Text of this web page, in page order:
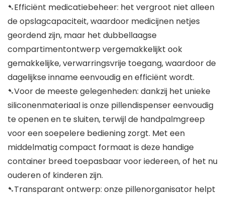
➷Efficiënt medicatiebeheer: het vergroot niet alleen
de opslagcapaciteit, waardoor medicijnen netjes
geordend zijn, maar het dubbellaagse
compartimentontwerp vergemakkelijkt ook
gemakkelijke, verwarringsvrije toegang, waardoor de
dagelijkse inname eenvoudig en efficiënt wordt.
➷Voor de meeste gelegenheden: dankzij het unieke
siliconenmateriaal is onze pillendispenser eenvoudig
te openen en te sluiten, terwijl de handpalmgreep
voor een soepelere bediening zorgt. Met een
middelmatig compact formaat is deze handige
container breed toepasbaar voor iedereen, of het nu
ouderen of kinderen zijn.
➷Transparant ontwerp: onze pillenorganisator helpt